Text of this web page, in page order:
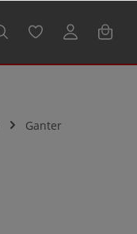
Ganter